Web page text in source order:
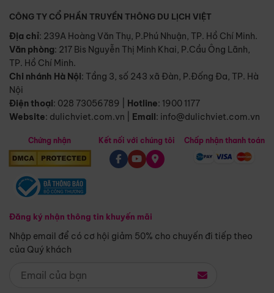
CÔNG TY CỔ PHẦN TRUYỀN THÔNG DU LỊCH VIỆT
Địa chỉ: 239A Hoàng Văn Thụ, P.Phú Nhuận, TP. Hồ Chí Minh.
Văn phòng: 217 Bis Nguyễn Thị Minh Khai, P.Cầu Ông Lãnh,
TP. Hồ Chí Minh.
Chi nhánh Hà Nội: Tầng 3, số 243 xã Đàn, P.Đống Đa, TP. Hà
Nội
Điện thoại: 028 73056789 Hotline: 1900 1177
Website: dulichviet.com.vn Email: info@dulichviet.com.vn
Chứng nhận
Đăng ký nhận thông tin khuyến mãi
Nhập email để có cơ hội giảm 50% cho chuyến đi tiếp theo
của Quý khách
Kết nối với chúng tôi Chấp nhận thanh toán